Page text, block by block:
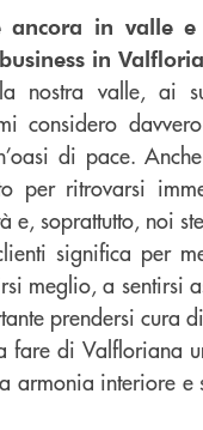
ancora in valle
in
nostra valle, ai
considero
di pace.
per ritrovarsi
e, soprattutto, noi
significa per
meglio, a sentirsi
prendersi cura
fare di Valfloriana
armonia interiore e